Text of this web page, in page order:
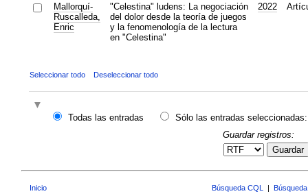
Mallorquí-
Ruscalleda,
Enric
"Celestina" ludens: La negociación
del dolor desde la teoría de juegos
y la fenomenología de la lectura
en "Celestina"
2022
Seleccionar todo Deseleccionar todo
Todas las entradas
Sólo las entradas seleccionadas:
Guardar registros:
Guardar
Inicio Búsqueda CQL